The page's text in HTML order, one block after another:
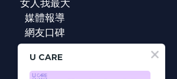
女人我最大
媒體報導
網友口碑
聯絡我們
U CARE